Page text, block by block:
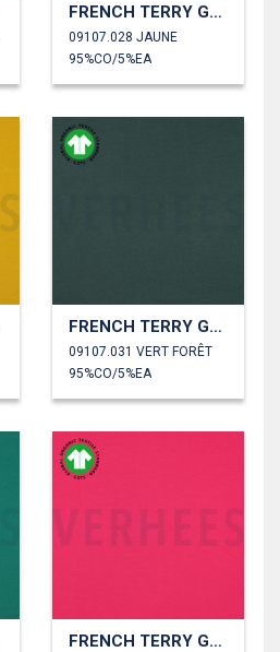
FRENCH TERRY GOTS
09107.028 JAUNE
95%CO/5%EA
FRENCH TERRY GOTS
09107.031 VERT FORÊT
95%CO/5%EA
FRENCH TERRY GOTS